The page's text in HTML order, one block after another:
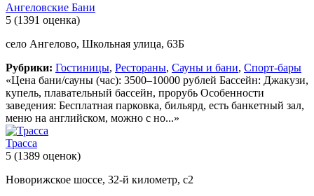
Ангеловские Бани
5 (1391 оценка)
село Ангелово, Школьная улица, 63Б
Рубрики: Гостиницы, Рестораны, Сауны и бани, Спорт-бары
«Цена бани/сауны (час): 3500–10000 рублей Бассейн: Джакузи,
купель, плавательный бассейн, прорубь Особенности
заведения: Бесплатная парковка, бильярд, есть банкетный зал,
меню на английском, можно с но...»
Трасса
5 (1389 оценок)
Новорижское шоссе, 32-й километр, с2